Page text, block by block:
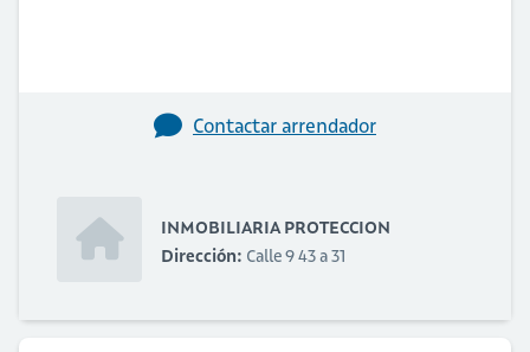
Contactar arrendador
INMOBILIARIA PROTECCION
Dirección: Calle 9 43 a 31